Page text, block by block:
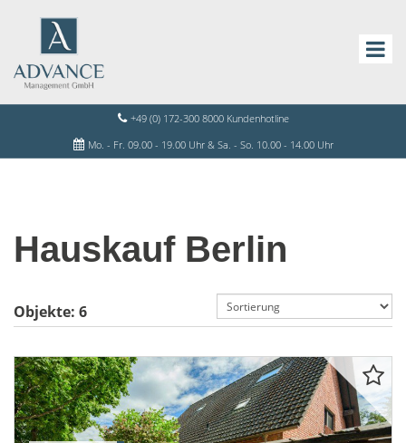
+49 (0) 172-300 8000 Kundenhotline
Mo. - Fr. 09.00 - 19.00 Uhr & Sa. - So. 10.00 - 14.00 Uhr
Hauskauf Berlin
Objekte: 6